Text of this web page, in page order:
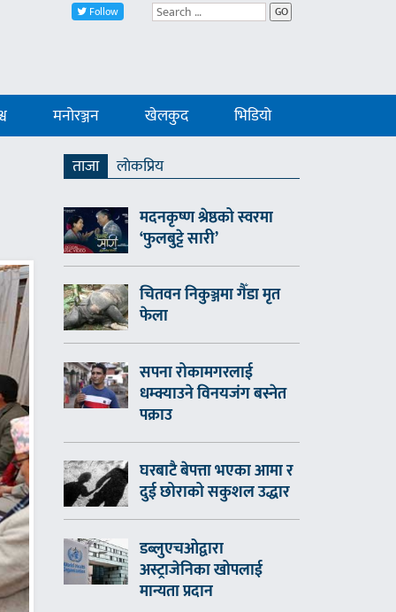
Follow GO
मनोरञ्जन खेलकुद भिडियो
ताजा
लाेकप्रिय
मदनकृष्ण श्रेष्ठको स्वरमा
‘फुलबुट्टे सारी’
चितवन निकुञ्जमा गैँडा मृत
फेला
सपना रोकामगरलाई
धम्क्याउने विनयजंग बस्नेत
पक्राउ
घरबाटै बेपत्ता भएका आमा र
दुई छोराको सकुशल उद्धार
डब्लुएचओद्वारा
अस्ट्राजेनिका खोपलाई
मान्यता प्रदान